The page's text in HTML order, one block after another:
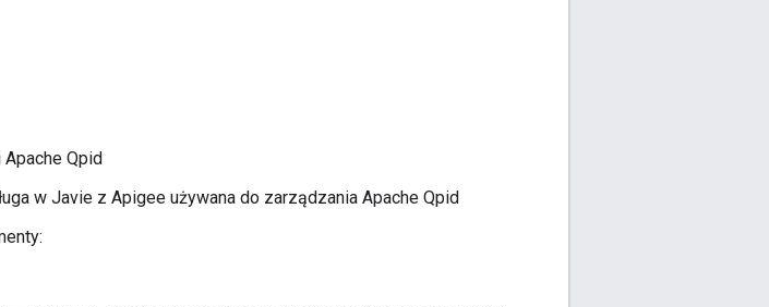
Qpid
w Javie z Apigee używana do zarządzania Apache Qpid